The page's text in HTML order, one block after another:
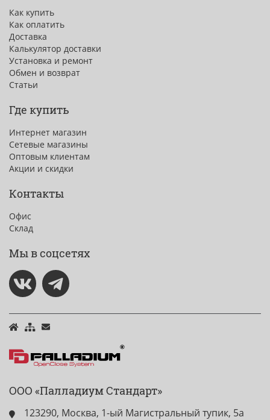
Как купить
Как оплатить
Доставка
Калькулятор доставки
Установка и ремонт
Обмен и возврат
Статьи
Где купить
Интернет магазин
Сетевые магазины
Оптовым клиентам
Акции и скидки
Контакты
Офис
Склад
Мы в соцсетях
ООО «Палладиум Стандарт»
123290, Москва, 1-ый Магистральный тупик, 5а